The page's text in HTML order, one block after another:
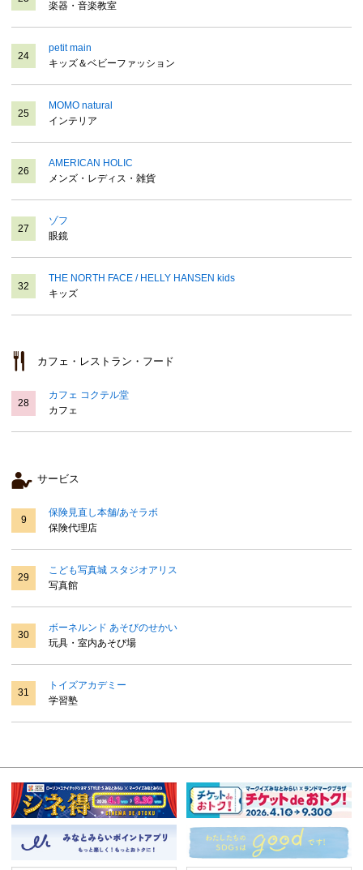
楽器・音楽教室
24
petit main
キッズ＆ベビーファッション
25
MOMO natural
インテリア
26
AMERICAN HOLIC
メンズ・レディス・雑貨
27
ゾフ
眼鏡
32
THE NORTH FACE / HELLY HANSEN kids
キッズ
カフェ・レストラン・フード
28
カフェ コクテル堂
カフェ
サービス
9
保険見直し本舗/あそラボ
保険代理店
29
こども写真城 スタジオアリス
写真館
30
ボーネルンド あそびのせかい
玩具・室内あそび場
31
トイズアカデミー
学習塾